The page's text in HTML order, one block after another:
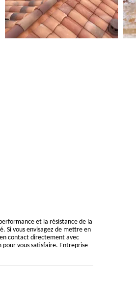
et la résistance de la
vous envisagez de mettre en
contact directement avec
vous satisfaire. Entreprise